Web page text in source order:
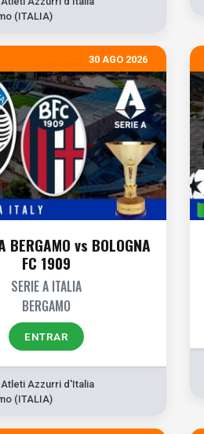
(ITALIA)
30 AGO 2026
BERGAMO vs BOLOGNA
FC 1909
SERIE A ITALIA
BERGAMO
ENTRAR
Azzurri d'Italia
(ITALIA)